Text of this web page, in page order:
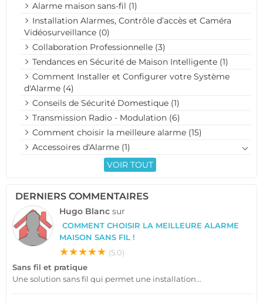
Alarme maison sans-fil (1)
Installation Alarmes, Contrôle d’accès et Caméra
Vidéosurveillance (0)
Collaboration Professionnelle (3)
Tendances en Sécurité de Maison Intelligente (1)
Comment Installer et Configurer votre Système
d'Alarme (4)
Conseils de Sécurité Domestique (1)
Transmission Radio - Modulation (6)
Comment choisir la meilleure alarme (15)
Accessoires d'Alarme (1)
VOIR TOUT
DERNIERS COMMENTAIRES
Hugo Blanc sur
COMMENT CHOISIR LA MEILLEURE ALARME
MAISON SANS FIL !
★★★★★ (5.0)
Sans fil et pratique
Une solution sans fil qui permet une installation...